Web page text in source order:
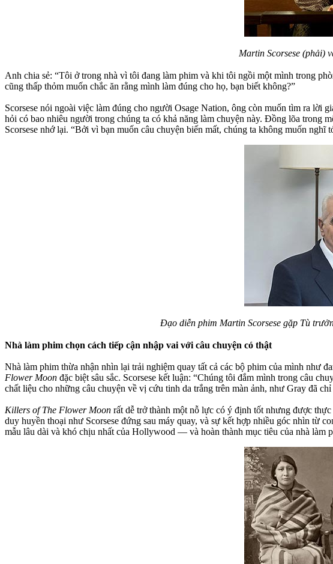
Martin Scorsese (phải)
Anh chia sẻ: “Tôi ở trong nhà vì tôi đang làm phim và khi tôi ngồi một mình trong
cũng thấp thỏm muốn chắc ăn rằng mình làm đúng cho họ, bạn biết không?”
Scorsese nói ngoài việc làm đúng cho người Osage Nation, ông còn muốn tìm ra lời
hỏi có bao nhiêu người trong chúng ta có khả năng làm chuyện này. Đồng lõa trong
Scorsese nhớ lại. “Bởi vì bạn muốn câu chuyện biến mất, chúng ta không muốn
Đạo diễn phim Martin Scorsese gặp Tù
Nhà làm phim chọn cách tiếp cận nhập vai với câu chuyện có thật
Nhà làm phim thừa nhận nhìn lại trải nghiệm quay tất cả các bộ phim của mình như
Flower Moon đặc biệt sâu sắc. Scorsese kết luận: “Chúng tôi đắm mình trong câu
chất liệu cho những câu chuyện về vị cứu tinh da trắng trên màn ảnh, như Gray đã
Killers of The Flower Moon rất dễ trở thành một nỗ lực có ý định tốt nhưng được
duy huyền thoại như Scorsese đứng sau máy quay, và sự kết hợp nhiều góc nhìn từ
mẫu lâu dài và khó chịu nhất của Hollywood — và hoàn thành mục tiêu của nhà làm